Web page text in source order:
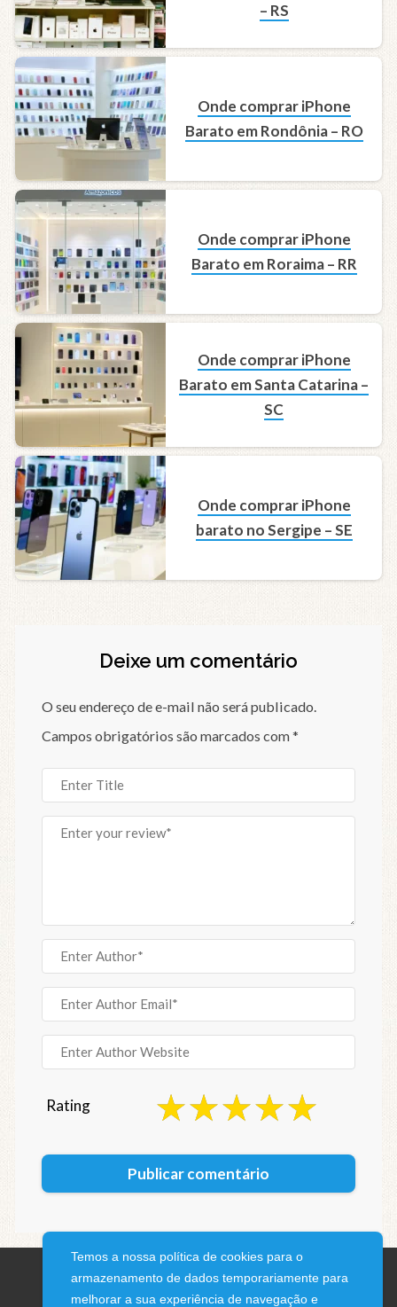
– RS
Onde comprar iPhone
Barato em Rondônia – RO
Onde comprar iPhone
Barato em Roraima – RR
Onde comprar iPhone
Barato em Santa Catarina –
SC
Onde comprar iPhone
barato no Sergipe – SE
Deixe um comentário
O seu endereço de e-mail não será publicado.
Campos obrigatórios são marcados com*
Rating
Temos a nossa política de cookies para o
armazenamento de dados temporariamente para
melhorar a sua experiência de navegação e